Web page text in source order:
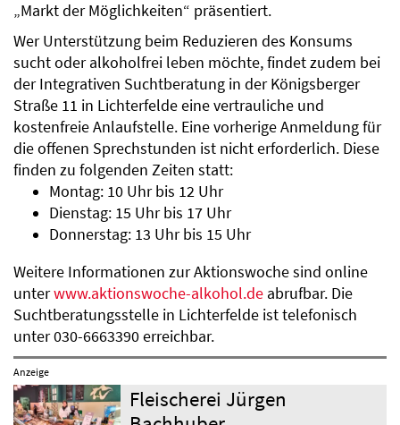
„Markt der Möglichkeiten“ präsentiert.
Wer Unterstützung beim Reduzieren des Konsums
sucht oder alkoholfrei leben möchte, findet zudem bei
der Integrativen Suchtberatung in der Königsberger
Straße 11 in Lichterfelde eine vertrauliche und
kostenfreie Anlaufstelle. Eine vorherige Anmeldung für
die offenen Sprechstunden ist nicht erforderlich. Diese
finden zu folgenden Zeiten statt:
Montag: 10 Uhr bis 12 Uhr
Dienstag: 15 Uhr bis 17 Uhr
Donnerstag: 13 Uhr bis 15 Uhr
Weitere Informationen zur Aktionswoche sind online
unterwww.aktionswoche-alkohol.de abrufbar. Die
Suchtberatungsstelle in Lichterfelde ist telefonisch
unter 030-6663390 erreichbar.
Anzeige
Fleischerei Jürgen